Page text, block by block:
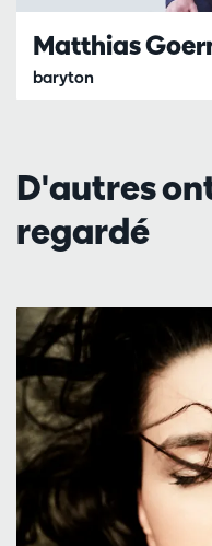
Matthias
baryton
D'autres
regardé